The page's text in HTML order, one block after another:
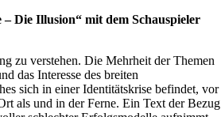
Die Illusion“ mit dem Schauspieler
zu verstehen. Die Mehrheit der Themen
das Interesse des breiten
sich in einer Identitätskrise befindet, vor
als und in der Ferne. Ein Text der Bezug